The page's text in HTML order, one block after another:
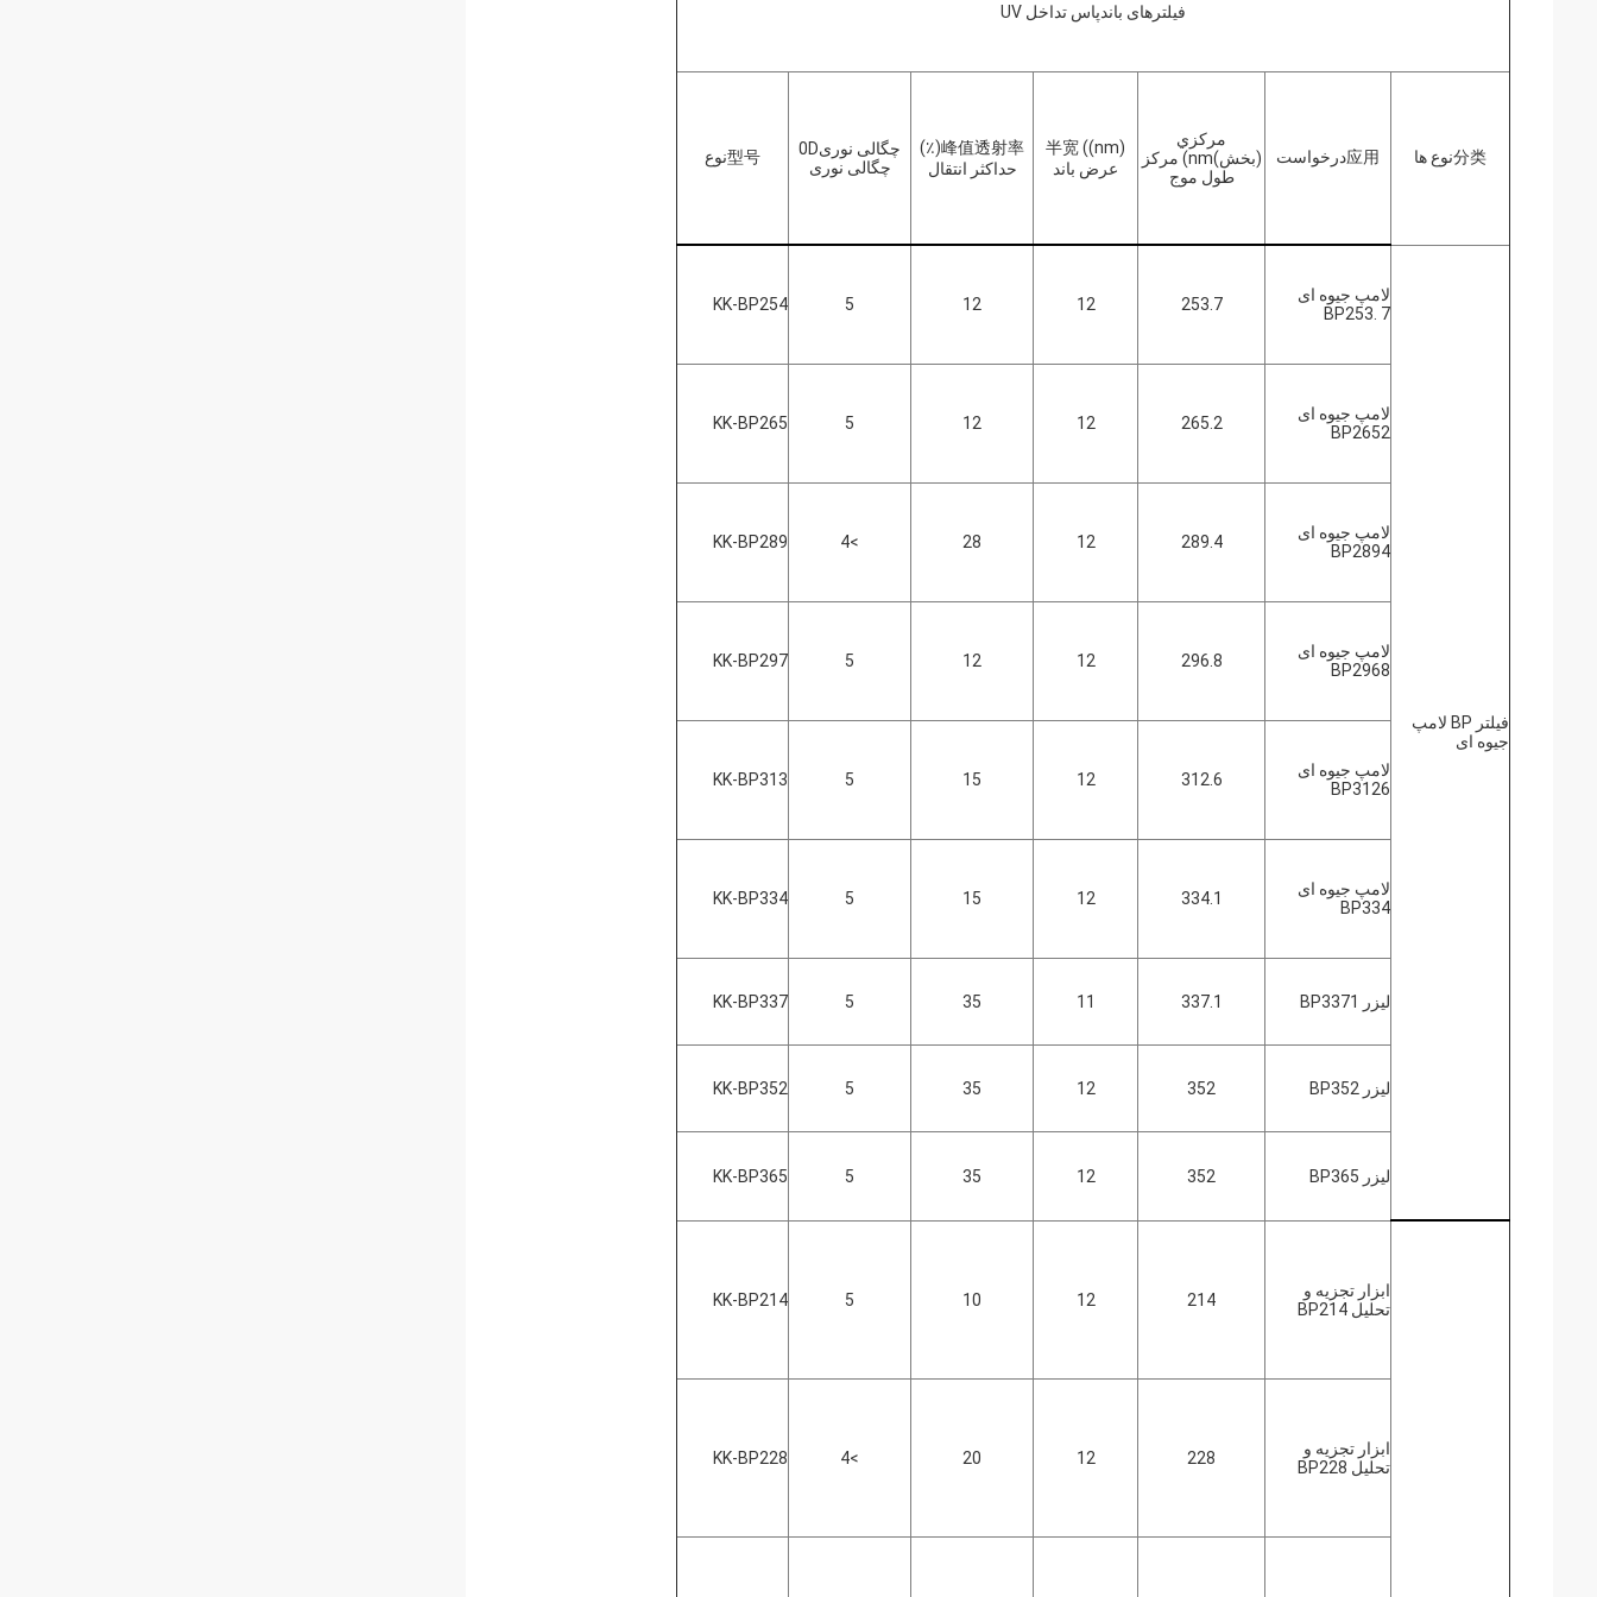
فیلترهای باندپاس تداخل UV
分类نوع ها 应用درخواست
مرکزي
(بخش)nm) مرکز
طول موج
半宽 ((nm)
عرض باند
峰值透射率(٪)
حداکثر انتقال
چگالی نوری0D
چگالی نوری
型号نوع
فیلتر BP لامپ
جیوه ای
لامپ جیوه ای
BP253. 7
253.7
12
12
5
KK-BP254
لامپ جیوه ای
BP2652
265.2
12
12
5
KK-BP265
لامپ جیوه ای
BP2894
289.4
12
28
>4
KK-BP289
لامپ جیوه ای
BP2968
296.8
12
12
5
KK-BP297
لامپ جیوه ای
BP3126
312.6
12
15
5
KK-BP313
لامپ جیوه ای
BP334
334.1
12
15
5
KK-BP334
ليزر BP3371 337.1
11
35
5
KK-BP337
لیزر BP352 352
12
35
5
KK-BP352
لیزر BP365 352
12
35
5
KK-BP365
ابزار تجزیه و
تحلیل BP214
214
12
10
5
KK-BP214
ابزار تجزیه و
تحلیل BP228
228
12
20
>4
KK-BP228